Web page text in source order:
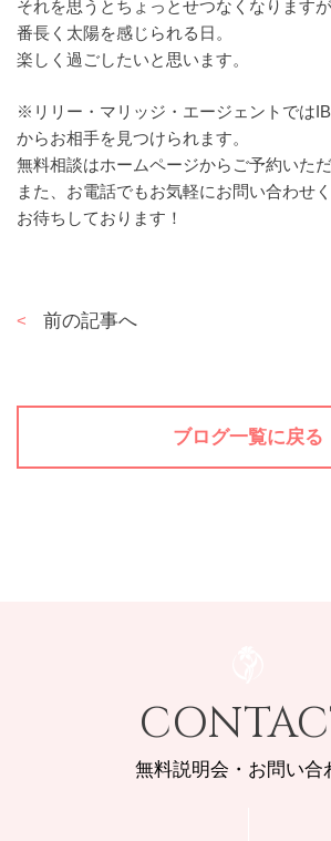
それを思うとちょっとせつなくなります
番長く太陽を感じられる日。
楽しく過ごしたいと思います。
※リリー・マリッジ・エージェントでは
からお相手を見つけられます。
無料相談はホームページからご予約いただ
また、お電話でもお気軽にお問い合わせ
お待ちしております！
投
ゲ
シ
前の記事へ
ブログ一覧に戻る
無料説明会・お問い合